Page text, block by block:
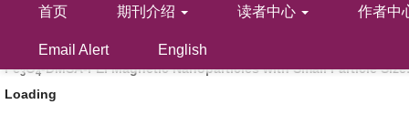
首页 期刊介绍 读者中心 作者中
Email Alert English
小粒径Fe3O -DMSA-PEI磁性纳米颗粒的制备及其基因负载能力研究
蔡和庆, 韩璐, 杨松松, 薛新玉, 张扣, 孙志成, 刘儒平, 胡堃, 危岩
Fe3O4-DMSA-PEI Magnetic Nanoparticles with Small Particle
Loading